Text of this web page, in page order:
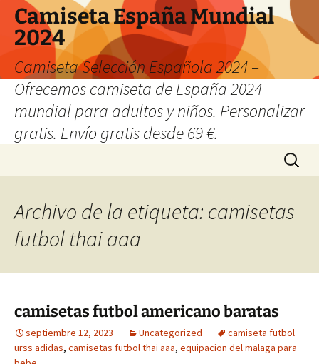
Camiseta España Mundial
2024
Camiseta Selección Española 2024 –
Ofrecemos camiseta de España 2024
mundial para adultos y niños. Personalizar
gratis. Envío gratis desde 69 €.
Buscar:
Archivo de la etiqueta: camisetas
futbol thai aaa
camisetas futbol americano baratas
septiembre 12, 2023 Uncategorized
camiseta futbol
urss adidas, camisetas futbol thai aaa, equipacion del malaga para